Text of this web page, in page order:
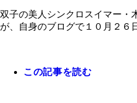
双子の美人シンクロスイマー・
が、自身のブログで１０月２６
この記事を読む